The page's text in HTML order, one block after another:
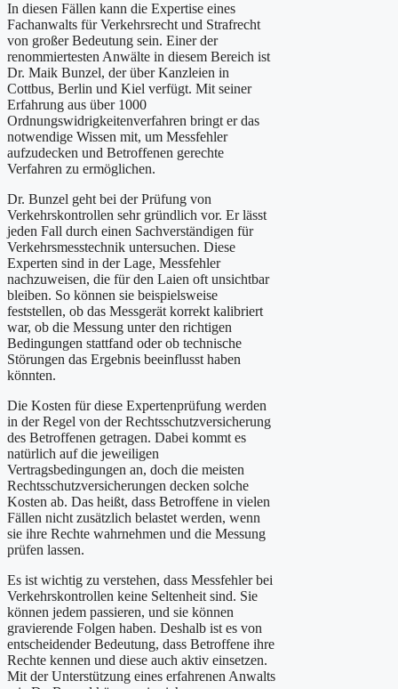
In diesen Fällen kann die Expertise eines
Fachanwalts für Verkehrsrecht und Strafrecht
von großer Bedeutung sein. Einer der
renommiertesten Anwälte in diesem Bereich ist
Dr. Maik Bunzel, der über Kanzleien in
Cottbus, Berlin und Kiel verfügt. Mit seiner
Erfahrung aus über 1000
Ordnungswidrigkeitenverfahren bringt er das
notwendige Wissen mit, um Messfehler
aufzudecken und Betroffenen gerechte
Verfahren zu ermöglichen.
Dr. Bunzel geht bei der Prüfung von
Verkehrskontrollen sehr gründlich vor. Er lässt
jeden Fall durch einen Sachverständigen für
Verkehrsmesstechnik untersuchen. Diese
Experten sind in der Lage, Messfehler
nachzuweisen, die für den Laien oft unsichtbar
bleiben. So können sie beispielsweise
feststellen, ob das Messgerät korrekt kalibriert
war, ob die Messung unter den richtigen
Bedingungen stattfand oder ob technische
Störungen das Ergebnis beeinflusst haben
könnten.
Die Kosten für diese Expertenprüfung werden
in der Regel von der Rechtsschutzversicherung
des Betroffenen getragen. Dabei kommt es
natürlich auf die jeweiligen
Vertragsbedingungen an, doch die meisten
Rechtsschutzversicherungen decken solche
Kosten ab. Das heißt, dass Betroffene in vielen
Fällen nicht zusätzlich belastet werden, wenn
sie ihre Rechte wahrnehmen und die Messung
prüfen lassen.
Es ist wichtig zu verstehen, dass Messfehler bei
Verkehrskontrollen keine Seltenheit sind. Sie
können jedem passieren, und sie können
gravierende Folgen haben. Deshalb ist es von
entscheidender Bedeutung, dass Betroffene ihre
Rechte kennen und diese auch aktiv einsetzen.
Mit der Unterstützung eines erfahrenen Anwalts